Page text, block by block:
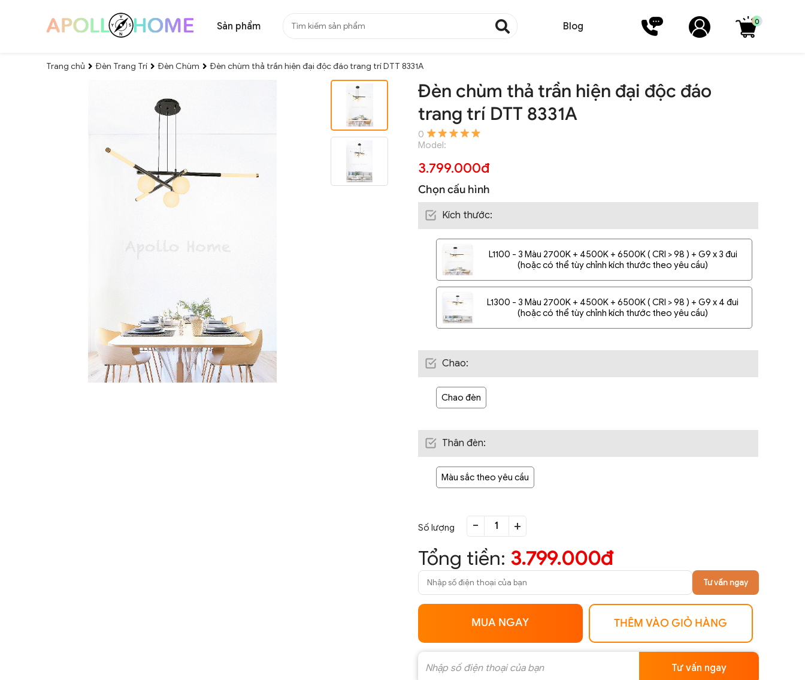
Sản phẩm Blog 0
Trang chủ Đèn Trang Trí Đèn Chùm Đèn chùm thả trần hiện đại độc đáo trang trí DTT 8331A
Đèn chùm thả trần hiện đại độc đáo
trang trí DTT 8331A
0
Model:
3.799.000đ
Chọn cấu hình
Kích thước:
L1100 - 3 Màu 2700K + 4500K + 6500K ( CRI > 98 ) + G9 x 3 đui
(hoặc có thể tùy chỉnh kích thước theo yêu cầu)
L1300 - 3 Màu 2700K + 4500K + 6500K ( CRI > 98 ) + G9 x 4 đui
(hoặc có thể tùy chỉnh kích thước theo yêu cầu)
Chao:
Chao đèn
Thân đèn:
Màu sắc theo yêu cầu
Số lượng - +
Tổng tiền: 3.799.000đ
Tư vấn ngay
MUA NGAY THÊM VÀO GIỎ HÀNG
Tư vấn ngay